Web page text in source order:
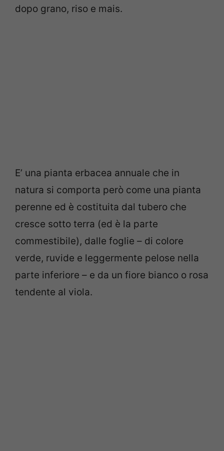
dopo grano, riso e mais.
E’ una pianta erbacea annuale che in
natura si comporta però come una pianta
perenne ed è costituita dal tubero che
cresce sotto terra (ed è la parte
commestibile), dalle foglie – di colore
verde, ruvide e leggermente pelose nella
parte inferiore – e da un fiore bianco o rosa
tendente al viola.